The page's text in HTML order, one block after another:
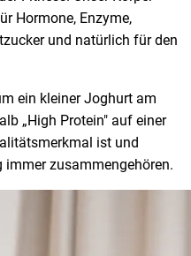
Hormone, Enzyme,
und natürlich für den
ein kleiner Joghurt am
„High Protein" auf einer
ist und
zusammengehören.